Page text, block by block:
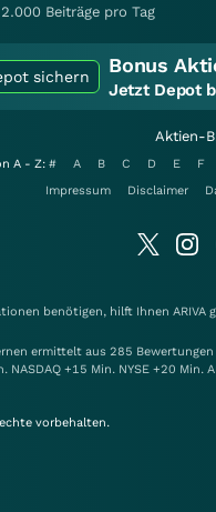
Beiträge pro Tag
sichern Bonus
Jetzt Depot
Aktien-
A - Z: # A B C D E F
Impressum
Disclaimer
benötigen, hilft Ihnen ARIVA
ermittelt aus 285
+15 Min. NYSE +20 Min.
vorbehalten.